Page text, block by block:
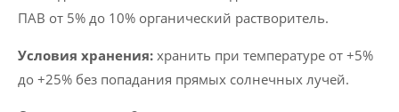
ПАВ от 5% до 10% органический растворитель.
Условия хранения: хранить при температуре от +5%
до +25% без попадания прямых солнечных лучей.